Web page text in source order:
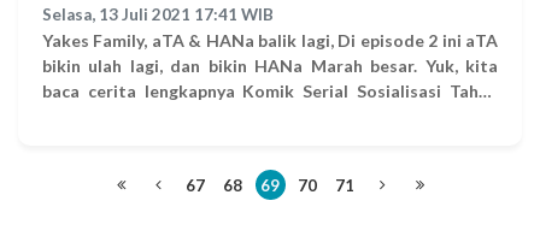
Selasa, 13 Juli 2021 17:41 WIB
Yakes Family, aTA & HANa balik lagi, Di episode 2 ini aTA
bikin ulah lagi, dan bikin HANa Marah besar. Yuk, kita
baca cerita lengkapnya Komik Serial Sosialisasi Tahan
67 68 69 70 71